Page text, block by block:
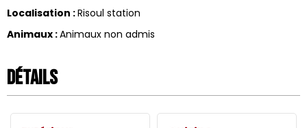
Localisation :Risoul station
Animaux :Animaux non admis
Détails